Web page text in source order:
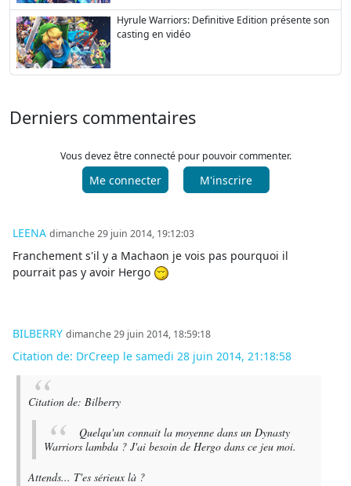
Hyrule Warriors: Definitive Edition présente son
casting en vidéo
Derniers commentaires
Vous devez être connecté pour pouvoir commenter.
Me connecter M'inscrire
LEENA dimanche 29 juin 2014, 19:12:03
Franchement s'il y a Machaon je vois pas pourquoi il
pourrait pas y avoir Hergo
BILBERRY dimanche 29 juin 2014, 18:59:18
Citation de: DrCreep le samedi 28 juin 2014, 21:18:58
Citation de: Bilberry
Quelqu'un connait la moyenne dans un Dynasty
Warriors lambda ? J'ai besoin de Hergo dans ce jeu moi.
Attends... T'es sérieux là ?